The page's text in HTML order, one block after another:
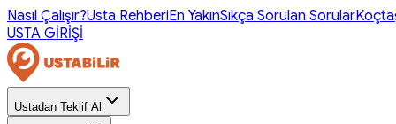
Nasıl Çalışır?Usta RehberiEn YakınSıkça Sorulan Sorular
USTA GİRİŞİ
Ustadan Teklif Al